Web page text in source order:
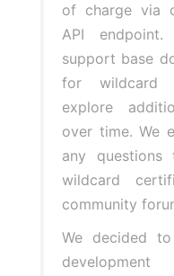
of charge via
API endpoint.
support base
for wildcard
explore
over time. We
any
wildcard
community
We decided